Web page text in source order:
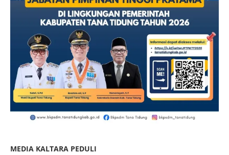
MEDIA KALTARA PEDULI